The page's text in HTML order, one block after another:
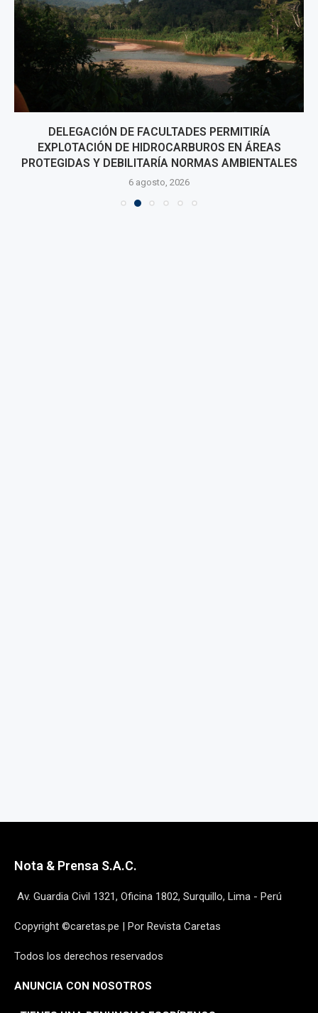
DELEGACIÓN DE FACULTADES PERMITIRÍA
EXPLOTACIÓN DE HIDROCARBUROS EN ÁREAS
PROTEGIDAS Y DEBILITARÍA NORMAS AMBIENTALES
6 agosto, 2026
Nota & Prensa S.A.C.
Av. Guardia Civil 1321, Oficina 1802, Surquillo, Lima - Perú
Copyright ©caretas.pe | Por Revista Caretas
Todos los derechos reservados
ANUNCIA CON NOSOTROS